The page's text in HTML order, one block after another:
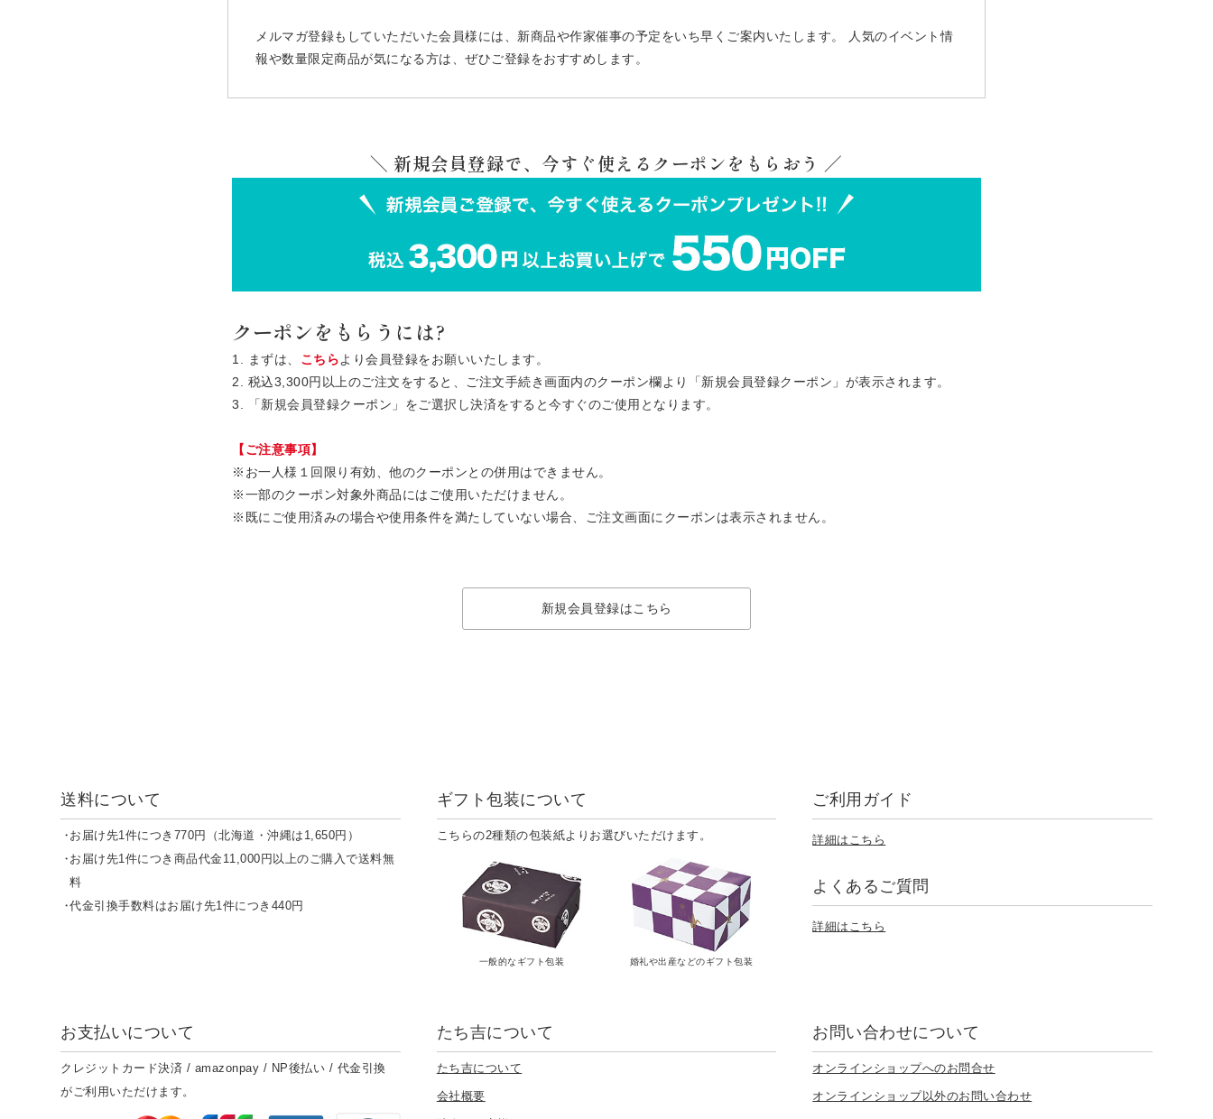
メルマガ登録もしていただいた会員様には、新商品や作家催事の予定をいち早くご案内いたします。 人気のイベント情
報や数量限定商品が気になる方は、ぜひご登録をおすすめします。
＼ 新規会員登録で、今すぐ使えるクーポンをもらおう ／
クーポンをもらうには?
1. まずは、 こちらより会員登録をお願いいたします。
2. 税込3,300円以上のご注文をすると、ご注文手続き画面内のクーポン欄より「新規会員登録クーポン」が表示されます。
3. 「新規会員登録クーポン」をご選択し決済をすると今すぐのご使用となります。
【ご注意事項】
※お一人様１回限り有効、他のクーポンとの併用はできません。
※一部のクーポン対象外商品にはご使用いただけません。
※既にご使用済みの場合や使用条件を満たしていない場合、ご注文画面にクーポンは表示されません。
新規会員登録はこちら
送料について
お届け先1件につき770円（北海道・沖縄は1,650円）
お届け先1件につき商品代金11,000円以上のご購入で送料無
料
代金引換手数料はお届け先1件につき440円
ギフト包装について
こちらの2種類の包装紙よりお選びいただけます。
一般的なギフト包装 婚礼や出産などのギフト包装
ご利用ガイド
詳細はこちら
よくあるご質問
詳細はこちら
お支払いについて
クレジットカード決済 / amazonpay / NP後払い / 代金引換
がご利用いただけます。
たち吉について
たち吉について
会社概要
お問い合わせについて
オンラインショップへのお問合せ
オンラインショップ以外のお問い合わせ